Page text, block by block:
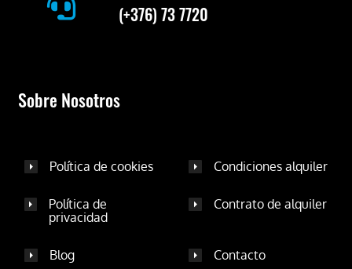
(+376) 73 7720
Sobre Nosotros
Política de cookies Condiciones alquiler
Política de
privacidad
Contrato de alquiler
Blog Contacto